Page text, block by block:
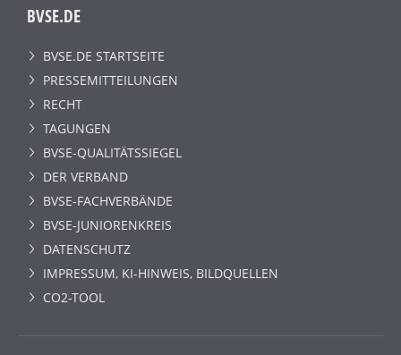
BVSE.DE
BVSE.DE STARTSEITE
PRESSEMITTEILUNGEN
RECHT
TAGUNGEN
BVSE-QUALITÄTSSIEGEL
DER VERBAND
BVSE-FACHVERBÄNDE
BVSE-JUNIORENKREIS
DATENSCHUTZ
IMPRESSUM, KI-HINWEIS, BILDQUELLEN
CO2-TOOL